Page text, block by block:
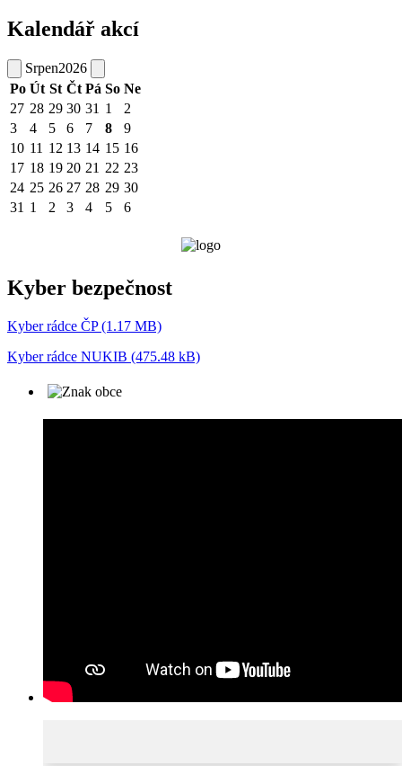
Kalendář akcí
Srpen2026
Po Út St Čt Pá So Ne
27 28 29 30 31 1
2
3
4 5 6 7 8
9
10 11 12 13 14 15 16
17 18 19 20 21 22 23
24 25 26 27 28 29 30
31 1 2 3 4 5 6
Kyber bezpečnost
Kyber rádce ČP (1.17 MB)
Kyber rádce NUKIB (475.48 kB)